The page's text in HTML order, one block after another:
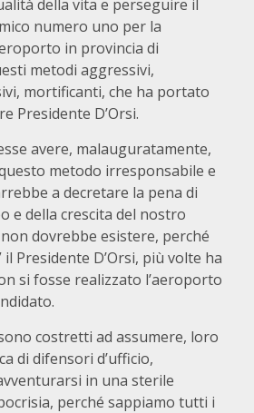
della vita e perseguire il
numero uno per la
in provincia di
metodi aggressivi,
mortificanti, che ha portato
Presidente D’Orsi.
avere, malauguratamente,
metodo irresponsabile e
a decretare la pena di
e della crescita del nostro
dovrebbe esistere, perché
il Presidente D’Orsi, più volte ha
si fosse realizzato l’aeroporto
costretti ad assumere, loro
di difensori d’ufficio,
in una sterile
perché sappiamo tutti i